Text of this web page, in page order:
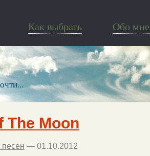
Как выбрать Обо мне
The Moon
песен — 01.10.2012